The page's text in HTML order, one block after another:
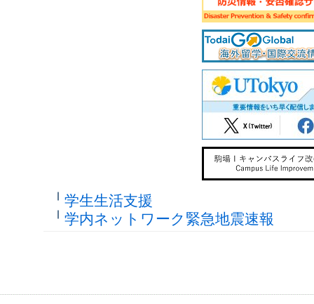
学生生活支援
学内ネットワーク緊急地震速報